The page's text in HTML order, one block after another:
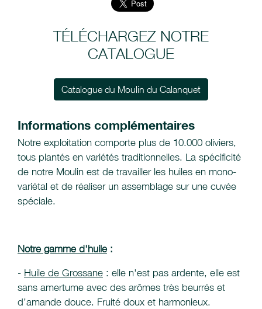
TÉLÉCHARGEZ NOTRE
CATALOGUE
Catalogue du Moulin du Calanquet
Informations complémentaires
Notre exploitation comporte plus de 10.000 oliviers,
tous plantés en variétés traditionnelles. La spécificité
de notre Moulin est de travailler les huiles en mono-
variétal et de réaliser un assemblage sur une cuvée
spéciale.
Notre gamme d'huile :
- Huile de Grossane : elle n'est pas ardente, elle est
sans amertume avec des arômes très beurrés et
d’amande douce. Fruité doux et harmonieux.